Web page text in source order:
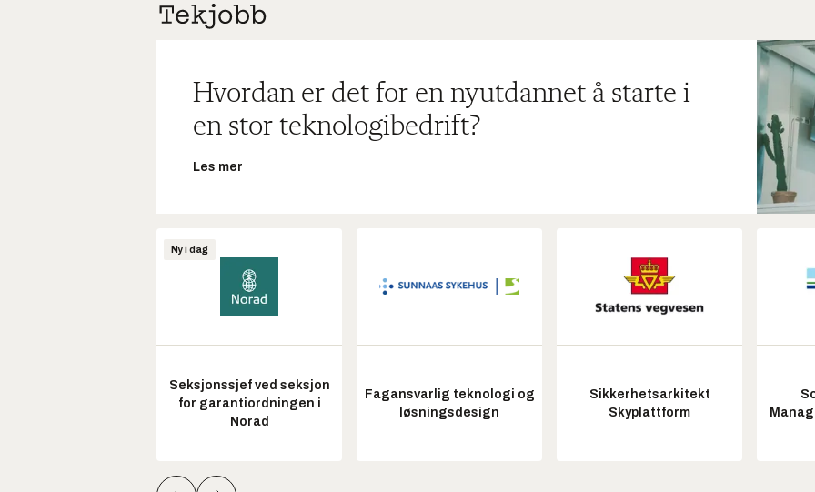
Hvordan er det for en nyutdannet å starte i
en stor teknologibedrift?
Les mer
Ny i dag
Seksjonssjef ved seksjon
for garantiordningen i
Norad
Fagansvarlig teknologi og
løsningsdesign
Sikkerhetsarkitekt
Skyplattform